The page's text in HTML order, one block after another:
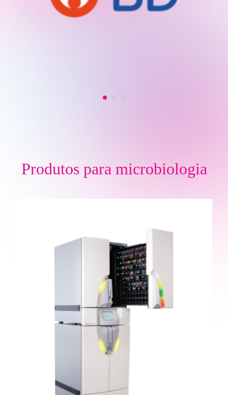
Produtos para microbiologia